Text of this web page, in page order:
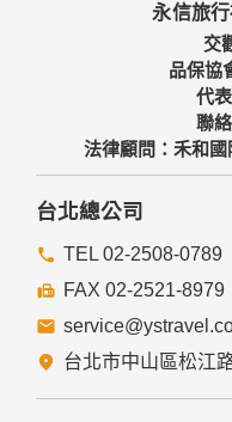
永信旅
交
品保協
代
聯
法律顧問：禾和
台北總公司
TEL 02-2508-0789
FAX 02-2521-8979
台北市中山區松江